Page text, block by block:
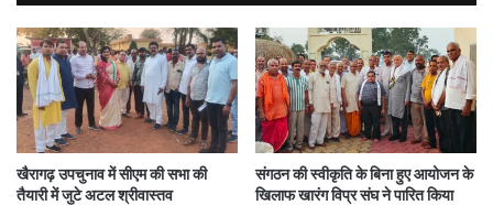
खैरागढ़ उपचुनाव में सीएम की सभा की
तैयारी में जुटे अटल श्रीवास्तव
संगठन की स्वीकृति के बिना हुए आयोजन के
खिलाफ खारंग विप्र संघ ने पारित किया